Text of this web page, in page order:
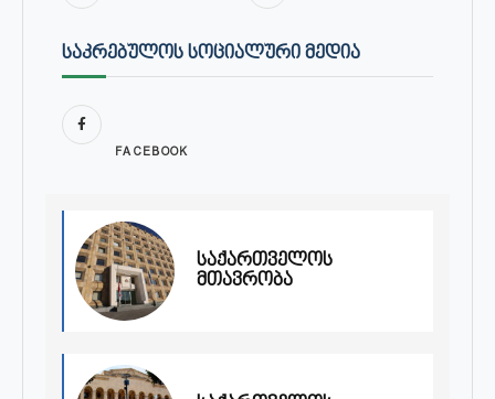
ᲡᲐᲙᲠᲔᲑᲣᲚᲝᲡ ᲡᲝᲪᲘᲐᲚᲣᲠᲘ ᲛᲔᲓᲘᲐ
FACEBOOK
საქართველოს
მთავრობა